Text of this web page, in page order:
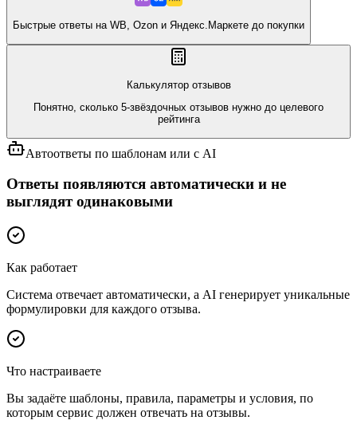
Быстрые ответы на WB, Ozon и Яндекс.Маркете до покупки
Калькулятор отзывов
Понятно, сколько 5-звёздочных отзывов нужно до целевого
рейтинга
Автоответы по шаблонам или с AI
Ответы появляются автоматически и не
выглядят одинаковыми
Как работает
Система отвечает автоматически, а AI генерирует уникальные
формулировки для каждого отзыва.
Что настраиваете
Вы задаёте шаблоны, правила, параметры и условия, по
которым сервис должен отвечать на отзывы.